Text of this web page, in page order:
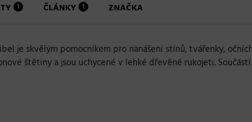
1 ČLÁNKY 1 ZNAČKA
je skvělým pomocníkem pro nanášení stínů, tvářenky,
štětiny a jsou uchycené v lehké dřevěné rukojeti.